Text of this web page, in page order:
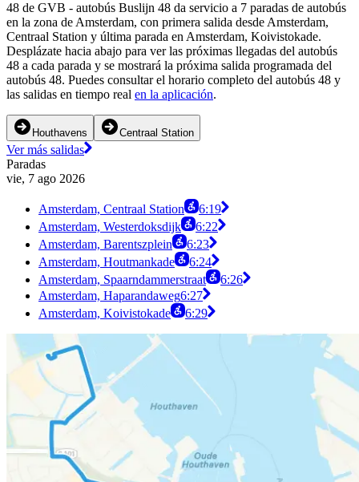
48 de GVB - autobús Buslijn 48 da servicio a 7 paradas de autobús
en la zona de Amsterdam, con primera salida desde Amsterdam,
Centraal Station y última parada en Amsterdam, Koivistokade.
Desplázate hacia abajo para ver las próximas llegadas del autobús
48 a cada parada y se mostrará la próxima salida programada del
autobús 48. Puedes consultar el horario completo del autobús 48 y
las salidas en tiempo real en la aplicación.
Houthavens Centraal Station
Ver más salidas
Paradas
vie, 7 ago 2026
Amsterdam, Centraal Station
6:19
Amsterdam, Westerdoksdijk
6:22
Amsterdam, Barentszplein
6:23
Amsterdam, Houtmankade
6:24
Amsterdam, Spaarndammerstraat
6:26
Amsterdam, Haparandaweg6:27
Amsterdam, Koivistokade
6:29